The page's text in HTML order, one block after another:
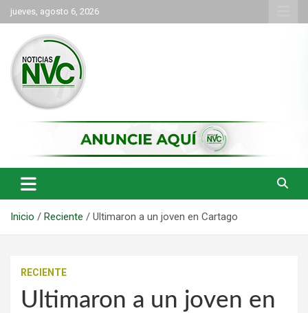
Saltar
al
contenido
jueves, agosto 6, 2026
NVC Noticias
Inicio Reciente Ultimaron a un joven en Cartago
RECIENTE
Ultimaron a un joven en